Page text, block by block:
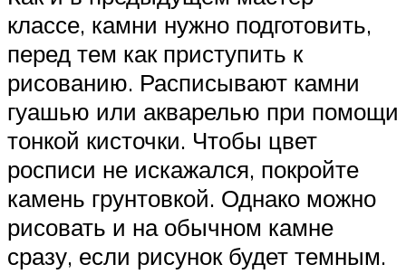
классе, камни нужно подготовить,
перед тем как приступить к
рисованию. Расписывают камни
гуашью или акварелью при помощи
тонкой кисточки. Чтобы цвет
росписи не искажался, покройте
камень грунтовкой. Однако можно
рисовать и на обычном камне
сразу, если рисунок будет темным.